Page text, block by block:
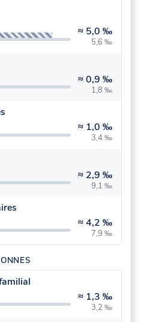
≈ 5,0 ‰
5,6 ‰
≈0,9 ‰
1,8 ‰
≈ 1,0 ‰
3,4 ‰
≈ 2,9 ‰
9,1 ‰
≈4,2 ‰
7,9 ‰
≈ 1,3 ‰
3,2 ‰